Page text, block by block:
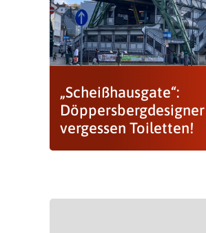
„Scheißhausgate“:
Döppersbergdesigner
vergessen Toiletten!